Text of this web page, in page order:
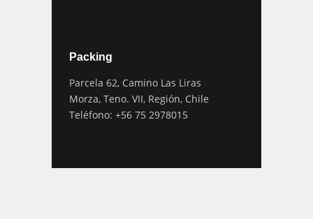
Packing
Parcela 62, Camino Las Liras
Morza, Teno. VII, Región, Chile
Teléfono: +56 75 2978015